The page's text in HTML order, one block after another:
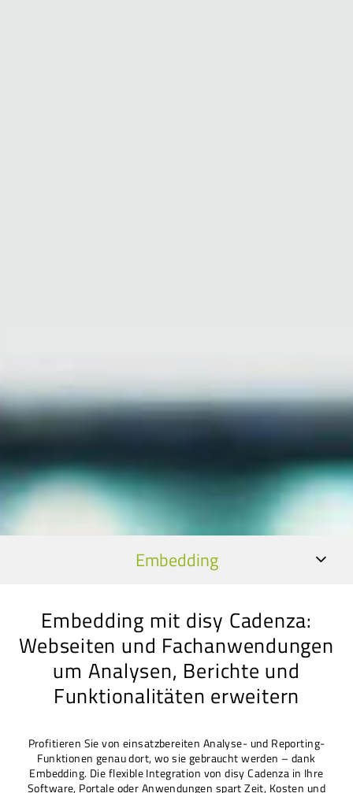
Embedding
Embedding mit disy Cadenza:
Webseiten und Fachanwendungen
um Analysen, Berichte und
Funktionalitäten erweitern
Profitieren Sie von einsatzbereiten Analyse- und Reporting-
Funktionen genau dort, wo sie gebraucht werden – dank
Embedding. Die flexible Integration von disy Cadenza in Ihre
Software, Portale oder Anwendungen spart Zeit, Kosten und